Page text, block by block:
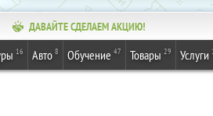
ДАВАЙТЕ СДЕЛАЕМ АКЦИЮ!
16 Авто 8 Обучение 47 Товары 29 Услуги